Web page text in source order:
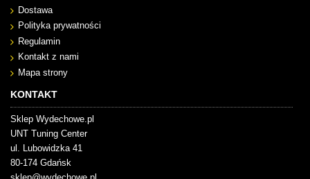
Dostawa
Polityka prywatności
Regulamin
Kontakt z nami
Mapa strony
KONTAKT
Sklep Wydechowe.pl
UNT Tuning Center
ul. Lubowidzka 41
80-174 Gdańsk